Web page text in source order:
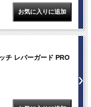
チ レバーガード PRO